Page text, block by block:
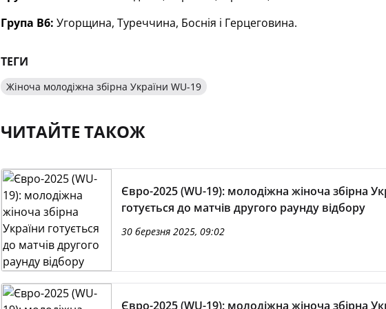
Група В6: Угорщина, Туреччина, Боснія і Герцеговина.
ТЕГИ
Жіноча молодіжна збірна України WU-19
ЧИТАЙТЕ ТАКОЖ
Євро-2025 (WU-19): молодіжна жіноча збірна
готується до матчів другого раунду відбору
30 березня 2025, 09:02
Євро-2025 (WU-19): молодіжна жіноча збірна